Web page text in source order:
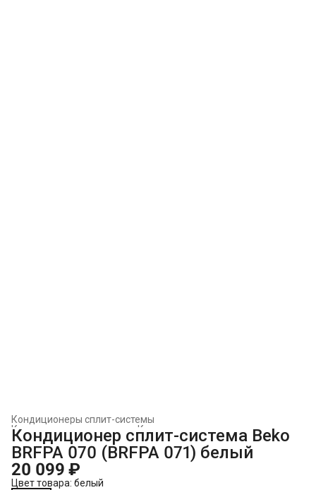
Кондиционеры сплит-системы
Кондиционеры и сплит-системы
Климатическая техника
›
Главная ›
Кондиционер сплит-система Beko
BRFPA 070 (BRFPA 071) белый
20 099 ₽
Цвет товара: белый